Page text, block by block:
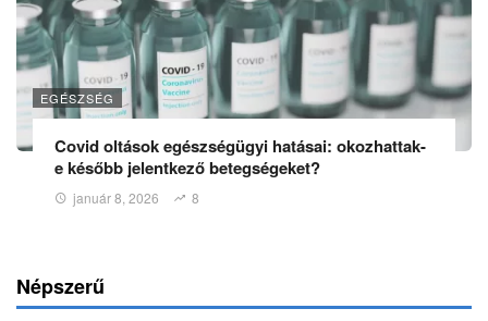
EGÉSZSÉG
Covid oltások egészségügyi hatásai: okozhattak-
e később jelentkező betegségeket?
január 8, 2026 8
Népszerű